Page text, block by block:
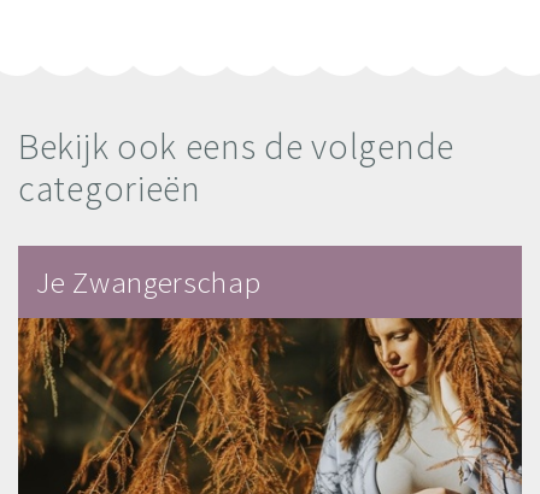
Bekijk ook eens de volgende
categorieën
Je Zwangerschap